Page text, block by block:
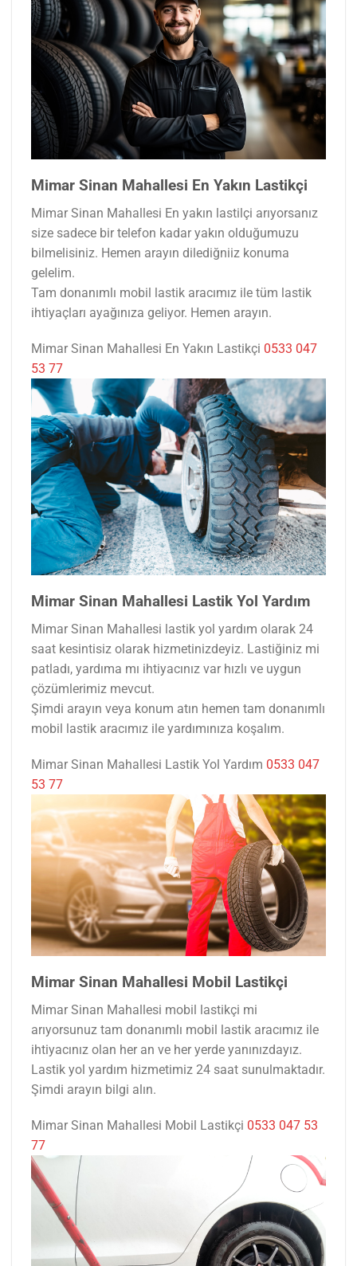
Mimar Sinan Mahallesi En Yakın Lastikçi
Mimar Sinan Mahallesi En yakın lastilçi arıyorsanız
size sadece bir telefon kadar yakın olduğumuzu
bilmelisiniz. Hemen arayın dilediğniiz konuma
gelelim.
Tam donanımlı mobil lastik aracımız ile tüm lastik
ihtiyaçları ayağınıza geliyor. Hemen arayın.
Mimar Sinan Mahallesi En Yakın Lastikçi 0533 047
53 77
Mimar Sinan Mahallesi Lastik Yol Yardım
Mimar Sinan Mahallesi lastik yol yardım olarak 24
saat kesintisiz olarak hizmetinizdeyiz. Lastiğiniz mi
patladı, yardıma mı ihtiyacınız var hızlı ve uygun
çözümlerimiz mevcut.
Şimdi arayın veya konum atın hemen tam donanımlı
mobil lastik aracımız ile yardımınıza koşalım.
Mimar Sinan Mahallesi Lastik Yol Yardım 0533 047
53 77
Mimar Sinan Mahallesi Mobil Lastikçi
Mimar Sinan Mahallesi mobil lastikçi mi
arıyorsunuz tam donanımlı mobil lastik aracımız ile
ihtiyacınız olan her an ve her yerde yanınızdayız.
Lastik yol yardım hizmetimiz 24 saat sunulmaktadır.
Şimdi arayın bilgi alın.
Mimar Sinan Mahallesi Mobil Lastikçi 0533 047 53
77